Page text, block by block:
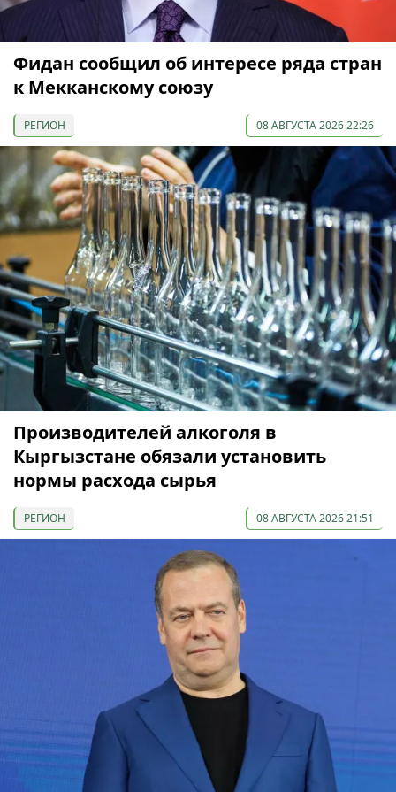
Фидан сообщил об интересе ряда стран
к Мекканскому союзу
РЕГИОН 08 АВГУСТА 2026 22:26
Производителей алкоголя в
Кыргызстане обязали установить
нормы расхода сырья
РЕГИОН 08 АВГУСТА 2026 21:51